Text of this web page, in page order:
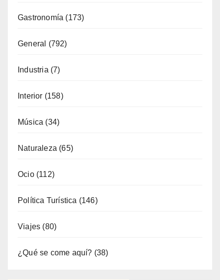
Gastronomía (173)
General (792)
Industria(7)
Interior (158)
Música (34)
Naturaleza (65)
Ocio(112)
Política Turística (146)
Viajes (80)
¿Qué se come aquí? (38)